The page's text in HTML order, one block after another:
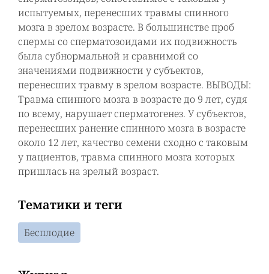
испытуемых, перенесших травмы спинного
мозга в зрелом возрасте. В большинстве проб
спермы со сперматозоидами их подвижность
была субнормальной и сравнимой со
значениями подвижности у субъектов,
перенесших травму в зрелом возрасте. ВЫВОДЫ:
Травма спинного мозга в возрасте до 9 лет, судя
по всему, нарушает сперматогенез. У субъектов,
перенесших ранение спинного мозга в возрасте
около 12 лет, качество семени сходно с таковым
у пациентов, травма спинного мозга которых
пришлась на зрелый возраст.
Тематики и теги
Бесплодие